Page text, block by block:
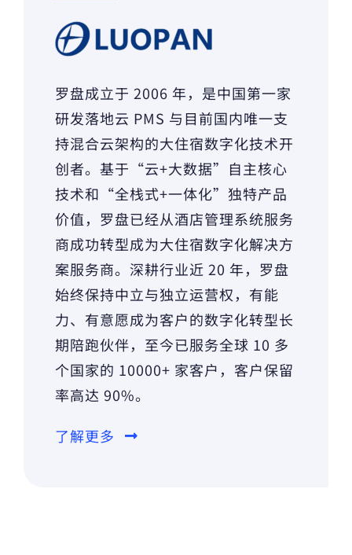
罗盘成立于 2006 年，是中国第一家
研发落地云 PMS 与目前国内唯一支
持混合云架构的大住宿数字化技术开
创者。基于“云+大数据”自主核心
技术和“全栈式+一体化”独特产品
价值，罗盘已经从酒店管理系统服务
商成功转型成为大住宿数字化解决方
案服务商。深耕行业近 20 年，罗盘
始终保持中立与独立运营权，有能
力、有意愿成为客户的数字化转型长
期陪跑伙伴，至今已服务全球 10 多
个国家的 10000+ 家客户，客户保留
率高达 90%。
了解更多